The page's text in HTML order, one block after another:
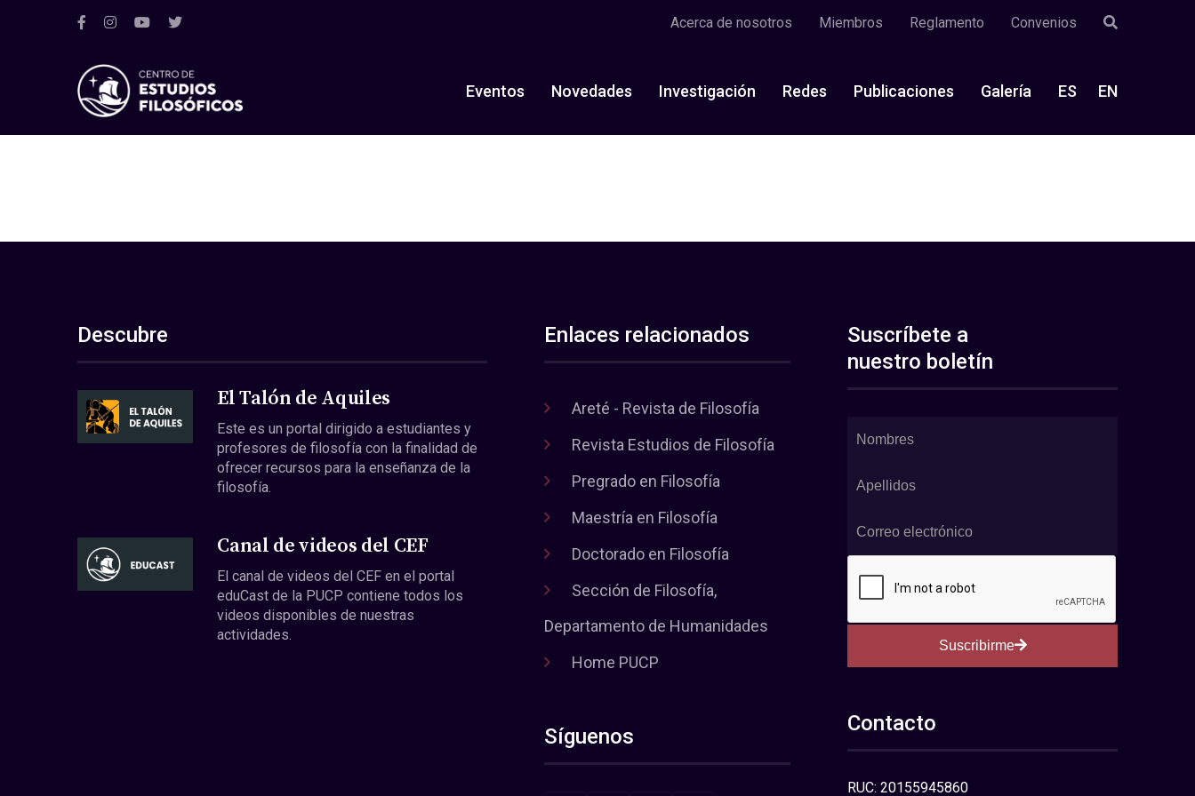
Acerca de nosotros Miembros Reglamento Convenios
Eventos Novedades Investigación Redes Publicaciones Galería ES EN
Descubre
El Talón de Aquiles
Este es un portal dirigido a estudiantes y
profesores de filosofía con la finalidad de
ofrecer recursos para la enseñanza de la
filosofía.
Canal de videos del CEF
El canal de videos del CEF en el portal
eduCast de la PUCP contiene todos los
videos disponibles de nuestras
actividades.
Enlaces relacionados
Areté - Revista de Filosofía
Revista Estudios de Filosofía
Pregrado en Filosofía
Maestría en Filosofía
Doctorado en Filosofía
Sección de Filosofía,
Departamento de Humanidades
Home PUCP
Síguenos
Suscríbete a
nuestro boletín
Suscribirme
Contacto
RUC: 20155945860